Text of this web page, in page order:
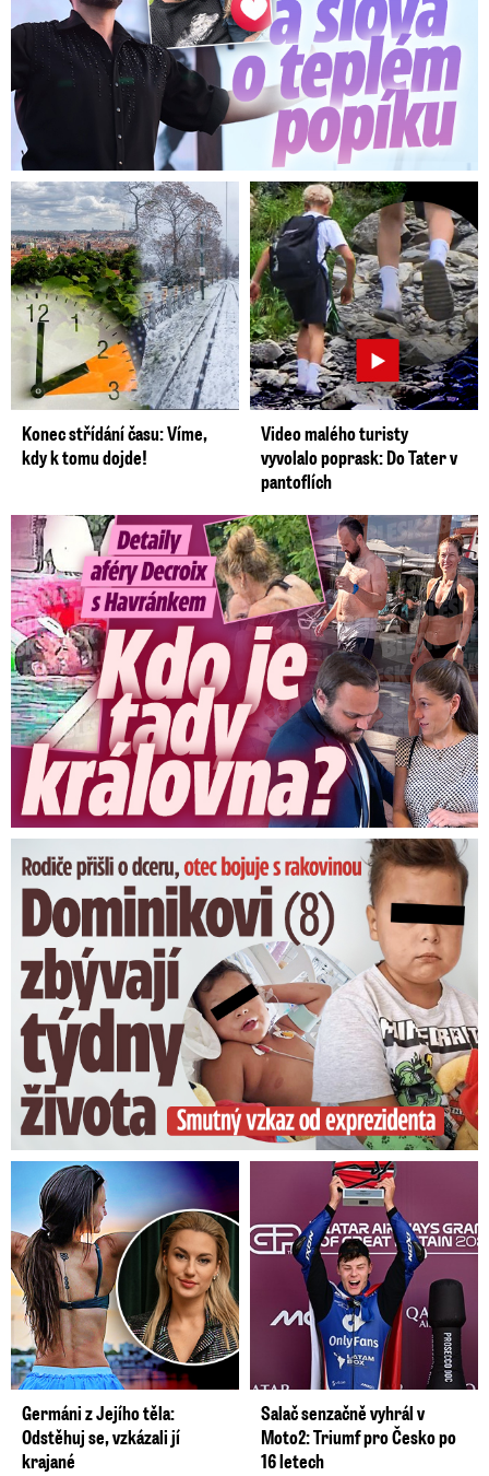
Konec střídání času: Víme,
kdy k tomu dojde!
Video malého turisty
vyvolalo poprask: Do Tater v
pantoflích
Detaily aféry Decroix s Havránkem: Kdo je tady královna?
Dominikovi (8) zbývají týdny života: Vzkaz od exprezidenta
Germáni z Jejího těla:
Odstěhuj se, vzkázali jí
krajané
Salač senzačně vyhrál v
Moto2: Triumf pro Česko po
16 letech